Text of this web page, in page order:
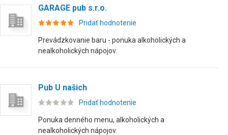
GARAGE pub s.r.o.
Pridať hodnotenie
Prevádzkovanie baru - ponuka alkoholických a
nealkoholických nápojov.
Pub U našich
Pridať hodnotenie
Ponuka denného menu, alkoholických a
nealkoholických nápojov.